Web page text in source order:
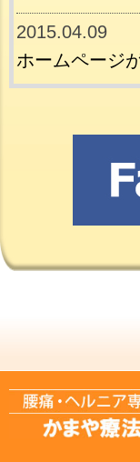
2015.04.09
ホームページ